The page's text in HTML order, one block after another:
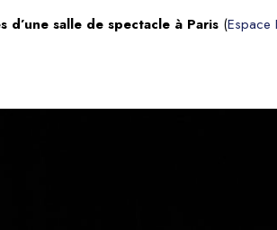
salle de spectacle à Paris (Espace